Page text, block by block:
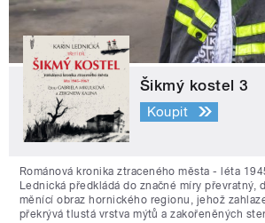
Šikmý kostel 3
Koupit
Románová kronika ztraceného města - léta
Lednická předkládá do značné míry převratný,
měnící obraz hornického regionu, jehož
překrývá tlustá vrstva mýtů a zakořeněných